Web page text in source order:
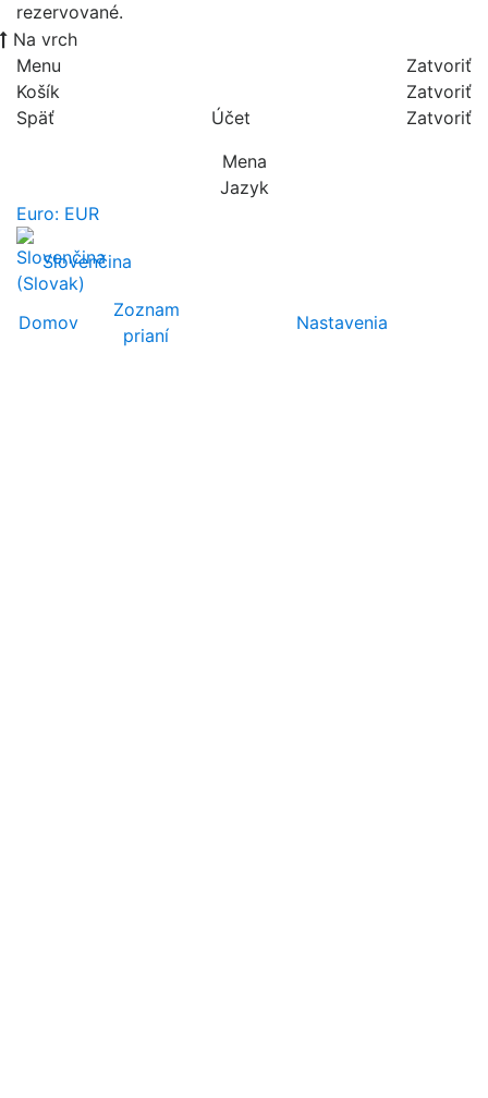
rezervované.
Na vrch
Menu
Zatvoriť
Košík
Zatvoriť
Späť
Účet
Zatvoriť
Mena
Jazyk
Euro: EUR
Slovenčina
Domov
Zoznam
prianí
Nastavenia